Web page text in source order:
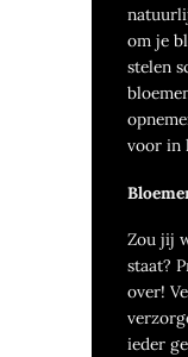
om je
stelen
voor in
Zou jij
staat?
over!
ieder